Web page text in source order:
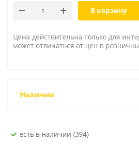
В корзину
Цена действительна только для
может отличаться от цен в
Наличие
Есть в наличии (394)